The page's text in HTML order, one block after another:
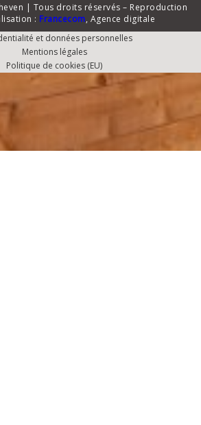
| Tous droits réservés – Reproduction
: Francecom, Agence digitale
et données personnelles
Mentions légales
Politique de cookies (EU)
Deutsch